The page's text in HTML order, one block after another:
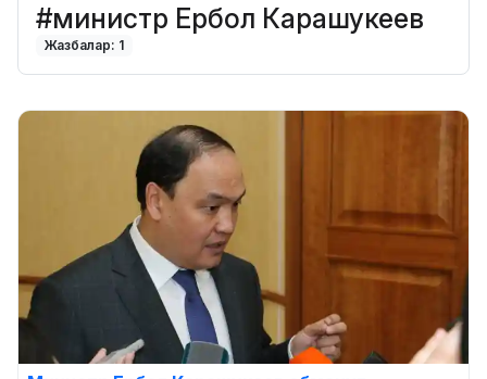
#министр Ербол Карашукеев
Жазбалар: 1